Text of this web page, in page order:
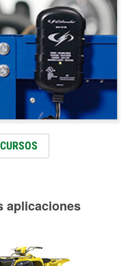
aplicaciones